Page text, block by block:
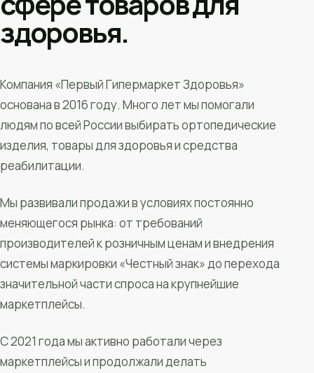
здоровья.
Компания «Первый Гипермаркет Здоровья»
основана в 2016 году. Много лет мы помогали
людям по всей России выбирать ортопедические
изделия, товары для здоровья и средства
реабилитации.
Мы развивали продажи в условиях постоянно
меняющегося рынка: от требований
производителей к розничным ценам и внедрения
системы маркировки «Честный знак» до перехода
значительной части спроса на крупнейшие
маркетплейсы.
С 2021 года мы активно работали через
маркетплейсы и продолжали делать